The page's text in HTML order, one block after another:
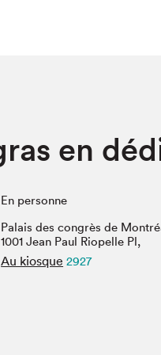
Hydro-Québec
en
En personne
Palais des congrès de
1001 Jean Paul Riopelle Pl,
Au kiosque 2927